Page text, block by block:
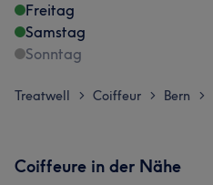
Freitag
Samstag
Sonntag
Treatwell > Coiffeur > Bern >
Coiffeure in der Nähe